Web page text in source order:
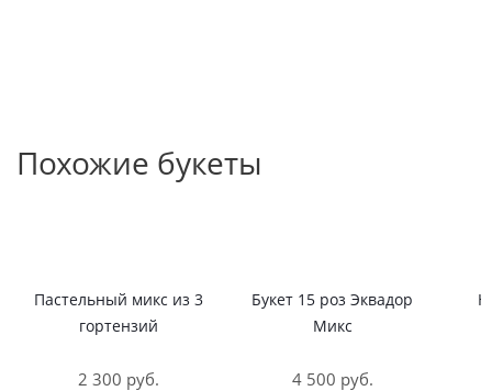
Похожие букеты
Пастельный микс из 3
гортензий
2 300 руб.
Букет 15 роз Эквадор
Микс
4 500 руб.